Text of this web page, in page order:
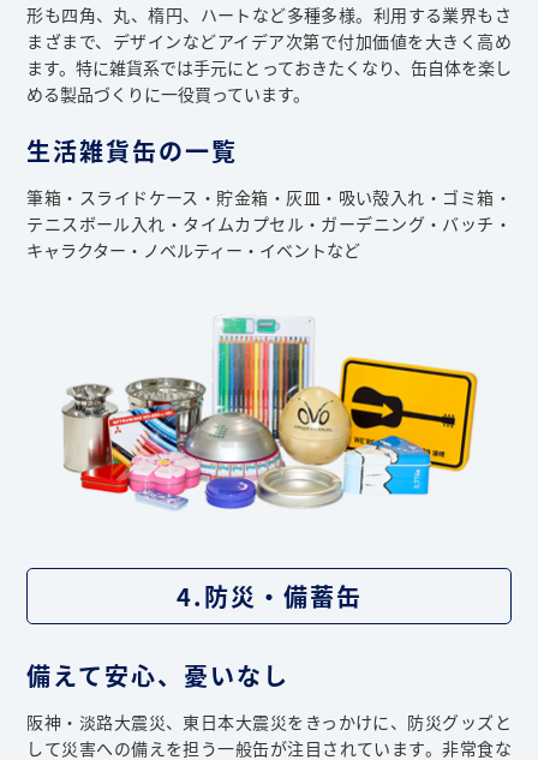
4.防災・備蓄缶
備えて安心、憂いなし
形も四角、丸、楕円、ハートなど多種多様。利用する業界もさ
まざまで、デザインなどアイデア次第で付加価値を大きく高め
ます。特に雑貨系では手元にとっておきたくなり、缶自体を楽し
める製品づくりに一役買っています。
阪神・淡路大震災、東日本大震災をきっかけに、防災グッズと
して災害への備えを担う一般缶が注目されています。非常食な
生活雑貨缶の一覧
筆箱・スライドケース・貯金箱・灰皿・吸い殻入れ・ゴミ箱・
テニスボール入れ・タイムカプセル・ガーデニング・バッチ・
キャラクター・ノベルティー・イベントなど